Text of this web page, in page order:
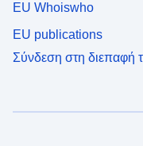
EU Whoiswho
EU publications
Σύνδεση στη διεπαφή